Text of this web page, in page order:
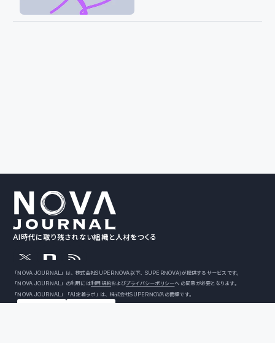
AI時代に取り残されない組織と人材をつくる
「NOVA JOURNAL」は、株式会社SUPERNOVA（以下、SUPERNOVA）が提供するサービスです。
「NOVA JOURNAL」の利用には利用規約およびプライバシーポリシーへの同意が必要となります。
「NOVA JOURNAL」「AI定着ラボ」は、株式会社SUPERNOVAの商標です。